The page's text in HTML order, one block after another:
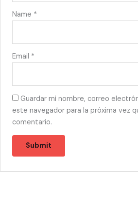
Name *
Email *
Guardar mi nombre, correo
este navegador para la próxima vez
comentario.